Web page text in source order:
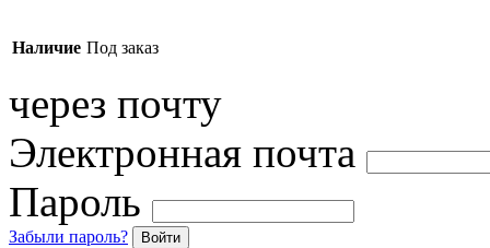
Наличие Под заказ
через почту
Электронная почта
Пароль
Забыли пароль? Войти